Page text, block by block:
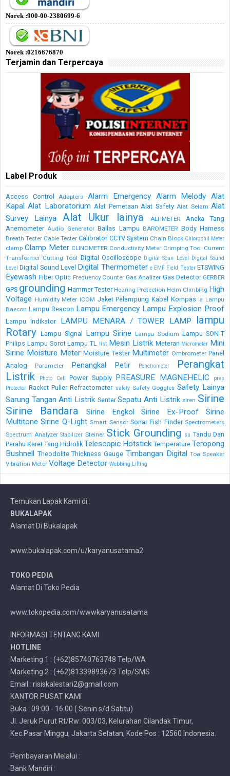
Norek :900-00-2380699-6
Norek :0216676870
Terjamin dan Terpercaya
Label Produk
Access Control Adapters Alarm Emergency Alarm Melody Alat
Kapal Alat Laboratorium Alat Pemetaan Alat Safety Alat Selam Alat
Survey Lainya
Alat Ukur lainya ALTIMETER
Aneka Tang
Anemometer Audio Generator Ballas Lampu BAROMETER Body Harness
Breath Tester Cable Tester Calibrator CCTV System Chain Block Chlorophil Meter
clamp Clamp Meter CLINOMETER Conductivity Meter Crimping Tool Current
Transformer Cutting Tool Digital Oscilloscope Digital Soun Level Digital Sound
Level Digital Sound Level Digital Thermometer e EMF Field Tester ETSWING
Eyewash Fiber Optic Frequency Counter Gas Analizer Gas Detector GERBER
GPS grounding Hammer Tester Hearing Protection Helm Climbing High
Voltage Humidity Meter ICOM Jaket Pelampung Kabel Kompas la Lampu
Baecon Lampu Beacon Lampu Emergency Lampu Explosion Proof
Lampu Indikator LAMPU MENARA / TOWER LAMP
lampu
Rotary Lampu Signal Lampu Sirine Lampu Sodium Lampu SON-T
Philips Lampu Sorot Lampu TL list Mesin Listrik Meteran Micrometer Mini
Sirine Moisture Meter Moisture Tester Multimeter Ombrometer Panel
Analog
Parameter Penangkal Petir Penetrometer
Perangkat
Listrik
Photo Cell Power Supply PREASURE MAGNEHELIC
pres
Protector Racket Puller Refractometer safety Safety Goggles Safety Lainya
Sarung Tangan Anti Listrik Senter Sepatu Anti Listrik siren Sirine
Sirine Bandara
Sirine Engkol Sirine Ex-Proof
Sirine
Multitone Sirine Q-Light Smart Sensor Sonar Fish Finder Spectrometers
Spectrum Analyzer Stabilizer Steiner Stick Grounding su Tandu Dan
Perahu Karet Tang Hidrolik Telescopic Hotstick Temperature Teropong
Bushnell Theodolite Thickness Gauge Timbangan Digital Toa Speaker
Vibration Meter Voltage Detector Webbing Lifting
Temukan Lapak Kami di :
BUKALAPAK
Alamat Di Bukalapak
www.bukalapak.com/u/karyanusatama2
TOKO PEDIA
Alamat Di Toko Pedia
www.tokopedia.com/wwwkaryanusatama
INFORMASI TENTANG KAMI
HOTLINE
Marketing 1 : (+62)85740763748 Telp/WA
Marketing 2 : (+62)81339893673 Telp/SMS
Email : risiskalestari2@gmail.com
KANTOR PUSAT KAMI
Buka : 09:00 - 16:00 ( Senin s/d Sabtu)
Jl. Jeruk Purut Rt/Rw: 003/03, Kelurahan Cilandak Timur,
Kec.Pasar Minggu, Jakarta Selatan, Kode Pos : 12560 Indonesia.
Pembayaran Melalui :
Bank Mandiri :